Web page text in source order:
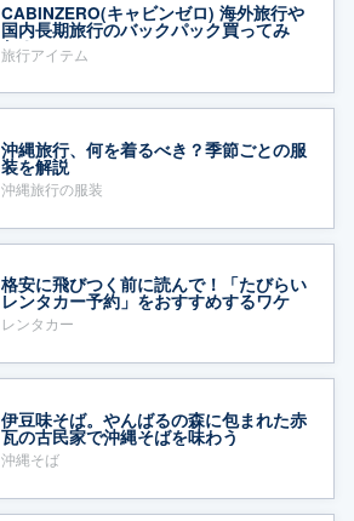
CABINZERO(キャビンゼロ) 海外旅行や
国内長期旅行のバックパック買ってみ
た！
旅行アイテム
沖縄旅行、何を着るべき？季節ごとの服
装を解説
沖縄旅行の服装
格安に飛びつく前に読んで！「たびらい
レンタカー予約」をおすすめするワケ
レンタカー
伊豆味そば。やんばるの森に包まれた赤
瓦の古民家で沖縄そばを味わう
沖縄そば